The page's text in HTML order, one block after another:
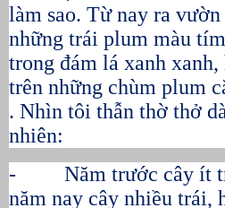
làm sao. Từ nay ra
những trái plum màu
trong đám lá xanh
trên những chùm plum
. Nhìn tôi thẫn thờ thở
nhiên:
- Năm trước cây ít
năm nay cây nhiều trái,